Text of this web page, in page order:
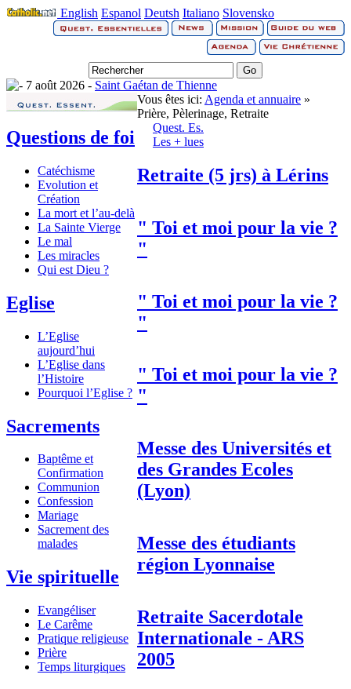
English Espanol Deutsh Italiano Slovensko
7 août 2026 - Saint Gaétan de Thienne
Questions de foi
Catéchisme
Evolution et
Création
La mort et l’au-delà
La Sainte Vierge
Le mal
Les miracles
Qui est Dieu ?
Eglise
L’Eglise
aujourd’hui
L’Eglise dans
l’Histoire
Pourquoi l’Eglise ?
Sacrements
Baptême et
Confirmation
Communion
Confession
Mariage
Sacrement des
malades
Vie spirituelle
Evangéliser
Le Carême
Pratique religieuse
Prière
Temps liturgiques
Vous êtes ici: Agenda et annuaire »
Prière, Pèlerinage, Retraite
Quest. Es.
Les + lues
Retraite (5 jrs) à Lérins
" Toi et moi pour la vie ?
"
" Toi et moi pour la vie ?
"
" Toi et moi pour la vie ?
"
Messe des Universités et
des Grandes Ecoles
(Lyon)
Messe des étudiants
région Lyonnaise
Retraite Sacerdotale
Internationale - ARS
2005